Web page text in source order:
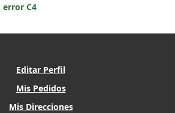
error C4
Editar Perfil
Mis Pedidos
Mis Direcciones